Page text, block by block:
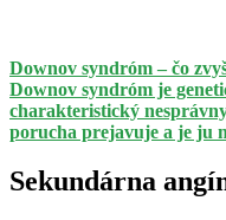
Downov syndróm – čo
Downov syndróm je
charakteristický
porucha prejavuje a je ju
Sekundárna